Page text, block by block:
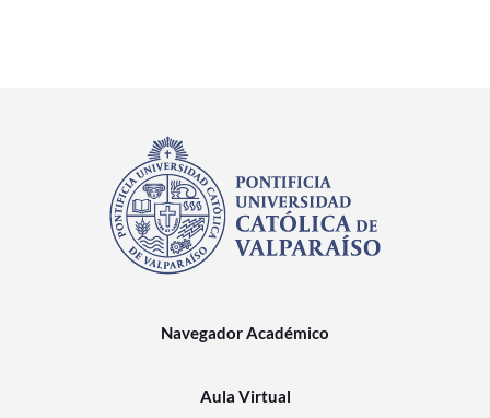
Navegador Académico
Aula Virtual